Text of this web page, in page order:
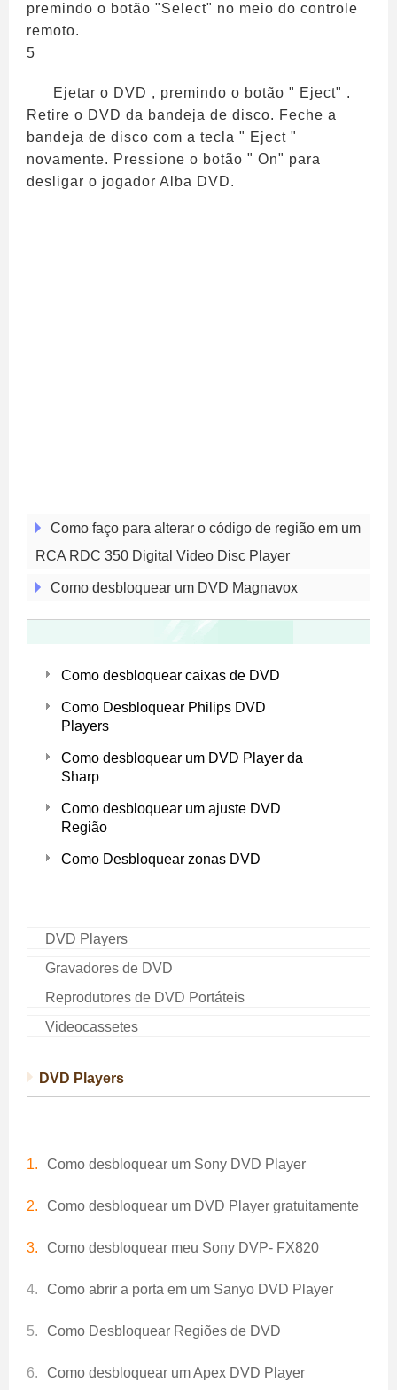
premindo o botão "Select" no meio do controle
remoto.
5
Ejetar o DVD , premindo o botão " Eject" .
Retire o DVD da bandeja de disco. Feche a
bandeja de disco com a tecla " Eject "
novamente. Pressione o botão " On" para
desligar o jogador Alba DVD.
Como faço para alterar o código de região em um
RCA RDC 350 Digital Video Disc Player
Como desbloquear um DVD Magnavox
Como desbloquear caixas de DVD
Como Desbloquear Philips DVD
Players
Como desbloquear um DVD Player da
Sharp
Como desbloquear um ajuste DVD
Região
Como Desbloquear zonas DVD
DVD Players
Gravadores de DVD
Reprodutores de DVD Portáteis
Videocassetes
DVD Players
Como desbloquear um Sony DVD Player
Como desbloquear um DVD Player gratuitamente
Como desbloquear meu Sony DVP- FX820
Como abrir a porta em um Sanyo DVD Player
Como Desbloquear Regiões de DVD
Como desbloquear um Apex DVD Player